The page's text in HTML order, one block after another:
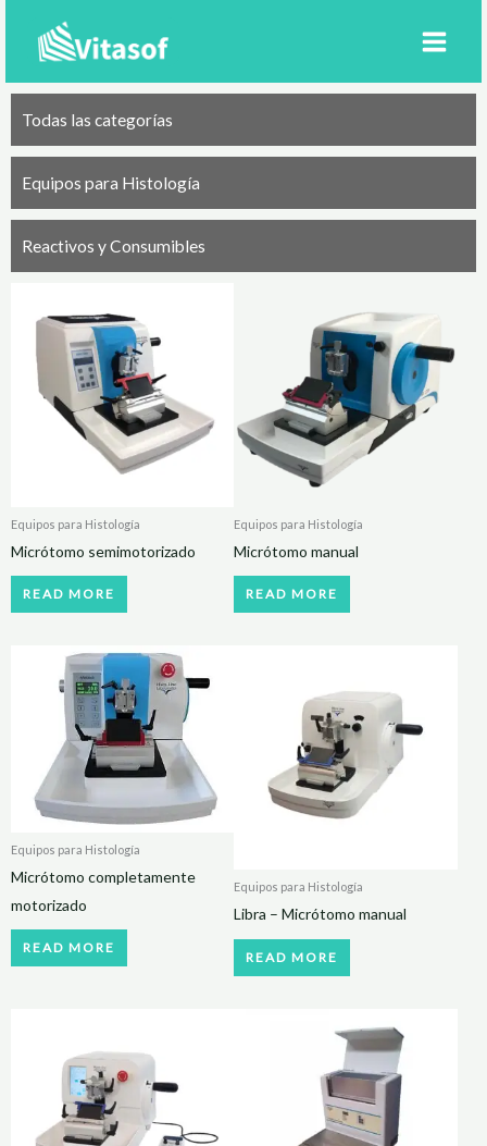
Todas las categorías
Equipos para Histología
Reactivos y Consumibles
Equipos para Histología
Micrótomo semimotorizado
READ MORE
Equipos para Histología
Micrótomo manual
READ MORE
Equipos para Histología
Micrótomo completamente
motorizado
READ MORE
Equipos para Histología
Libra – Micrótomo manual
READ MORE